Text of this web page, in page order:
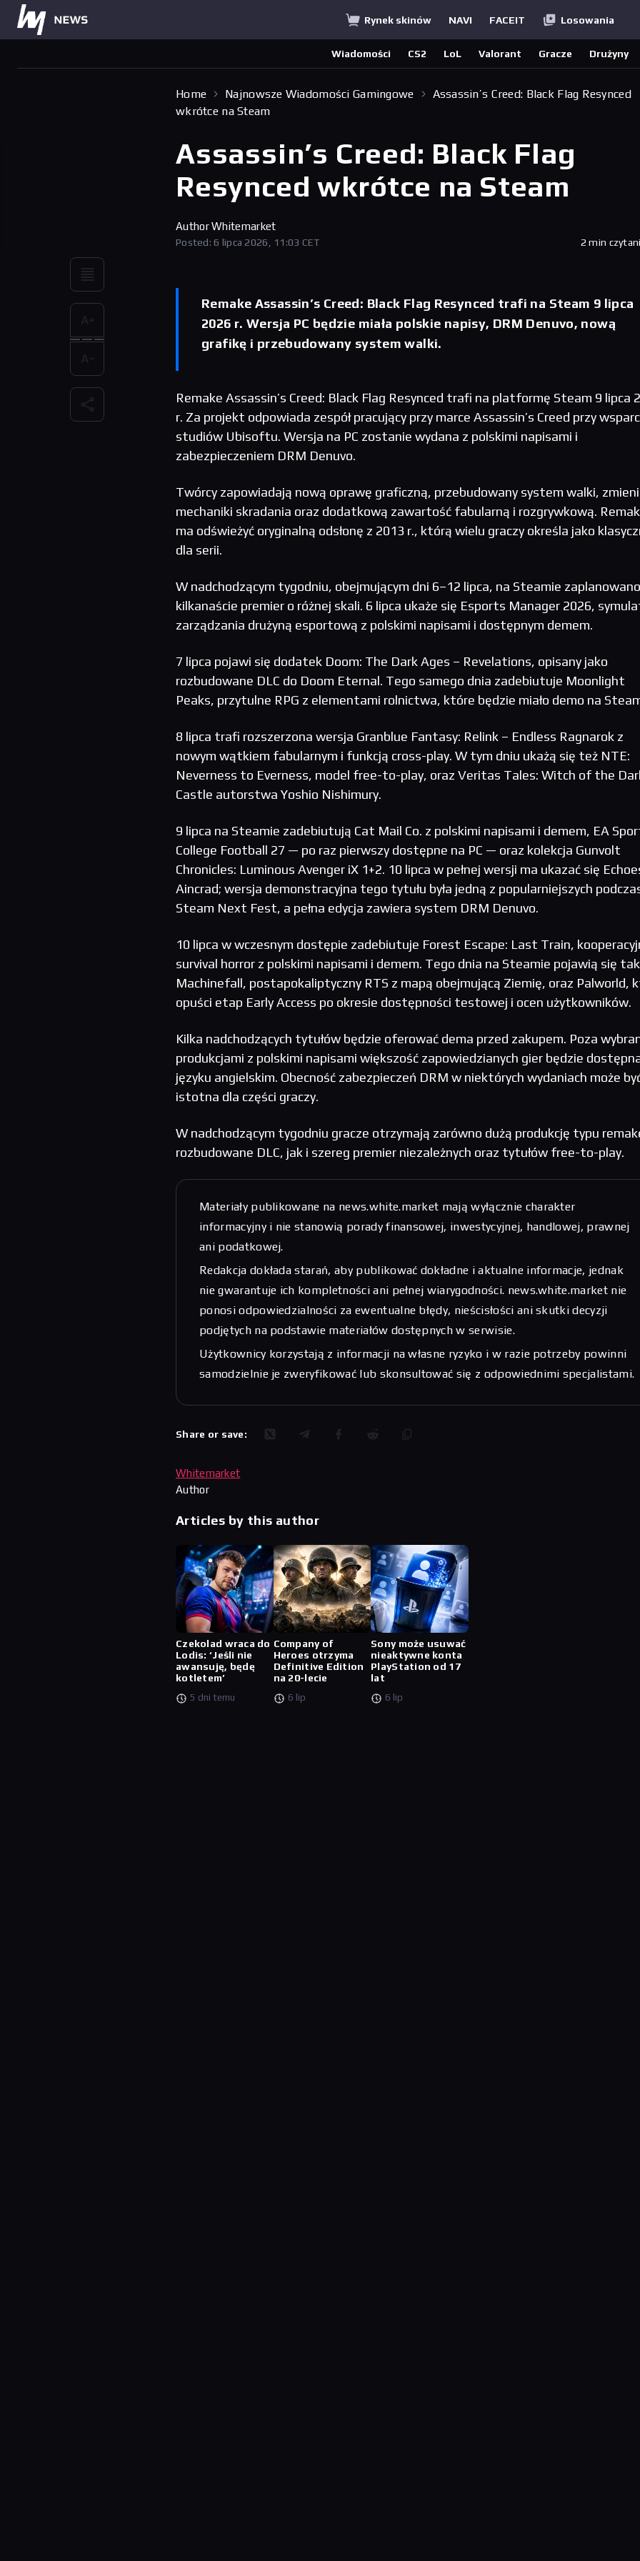
Rynek skinów NAVI FACEIT Losowania
Wiadomości CS2 LoL Valorant Gracze Drużyny
Home Najnowsze Wiadomości Gamingowe
Assassin’s Creed: Black Flag Resynced
wkrótce na Steam
Assassin’s Creed: Black Flag
Resynced wkrótce na Steam
AuthorWhitemarket
Posted: 6 lipca 2026, 11:03 CET 2 min
Remake Assassin’s Creed: Black Flag Resynced trafi na Steam 9 lipca
2026 r. Wersja PC będzie miała polskie napisy, DRM Denuvo, nową
grafikę i przebudowany system walki.
Remake Assassin’s Creed: Black Flag Resynced trafi na platformę Steam 9 lipca
r. Za projekt odpowiada zespół pracujący przy marce Assassin’s Creed przy
studiów Ubisoftu. Wersja na PC zostanie wydana z polskimi napisami i
zabezpieczeniem DRM Denuvo.
Twórcy zapowiadają nową oprawę graficzną, przebudowany system walki,
mechaniki skradania oraz dodatkową zawartość fabularną i rozgrywkową.
ma odświeżyć oryginalną odsłonę z 2013 r., którą wielu graczy określa jako
dla serii.
W nadchodzącym tygodniu, obejmującym dni 6–12 lipca, na Steamie zaplanowano
kilkanaście premier o różnej skali. 6 lipca ukaże się Esports Manager 2026,
zarządzania drużyną esportową z polskimi napisami i dostępnym demem.
7 lipca pojawi się dodatek Doom: The Dark Ages – Revelations, opisany jako
rozbudowane DLC do Doom Eternal. Tego samego dnia zadebiutuje Moonlight
Peaks, przytulne RPG z elementami rolnictwa, które będzie miało demo na
8 lipca trafi rozszerzona wersja Granblue Fantasy: Relink – Endless Ragnarok z
nowym wątkiem fabularnym i funkcją cross-play. W tym dniu ukażą się też NTE:
Neverness to Everness, model free-to-play, oraz Veritas Tales: Witch of the
Castle autorstwa Yoshio Nishimury.
9 lipca na Steamie zadebiutują Cat Mail Co. z polskimi napisami i demem, EA
College Football 27 — po raz pierwszy dostępne na PC — oraz kolekcja Gunvolt
Chronicles: Luminous Avenger iX 1+2. 10 lipca w pełnej wersji ma ukazać się
Aincrad; wersja demonstracyjna tego tytułu była jedną z popularniejszych
Steam Next Fest, a pełna edycja zawiera system DRM Denuvo.
10 lipca w wczesnym dostępie zadebiutuje Forest Escape: Last Train,
survival horror z polskimi napisami i demem. Tego dnia na Steamie pojawią się
Machinefall, postapokaliptyczny RTS z mapą obejmującą Ziemię, oraz Palworld,
opuści etap Early Access po okresie dostępności testowej i ocen użytkowników.
Kilka nadchodzących tytułów będzie oferować dema przed zakupem. Poza
produkcjami z polskimi napisami większość zapowiedzianych gier będzie
języku angielskim. Obecność zabezpieczeń DRM w niektórych wydaniach może
istotna dla części graczy.
W nadchodzącym tygodniu gracze otrzymają zarówno dużą produkcję typu
rozbudowane DLC, jak i szereg premier niezależnych oraz tytułów free-to-play.
Materiały publikowane na news.white.market mają wyłącznie charakter
informacyjny i nie stanowią porady finansowej, inwestycyjnej, handlowej, prawnej
ani podatkowej.
Redakcja dokłada starań, aby publikować dokładne i aktualne informacje, jednak
nie gwarantuje ich kompletności ani pełnej wiarygodności. news.white.market nie
ponosi odpowiedzialności za ewentualne błędy, nieścisłości ani skutki decyzji
podjętych na podstawie materiałów dostępnych w serwisie.
Użytkownicy korzystają z informacji na własne ryzyko i w razie potrzeby powinni
samodzielnie je zweryfikować lub skonsultować się z odpowiednimi specjalistami.
Share or save:
Whitemarket
Author
Articles by this author
Czekolad wraca do
Lodis: ‘Jeśli nie
awansuję, będę
kotletem’
5 dni temu
Company of
Heroes otrzyma
Definitive Edition
na 20-lecie
6 lip
Sony może usuwać
nieaktywne konta
PlayStation od 17
lat
6 lip